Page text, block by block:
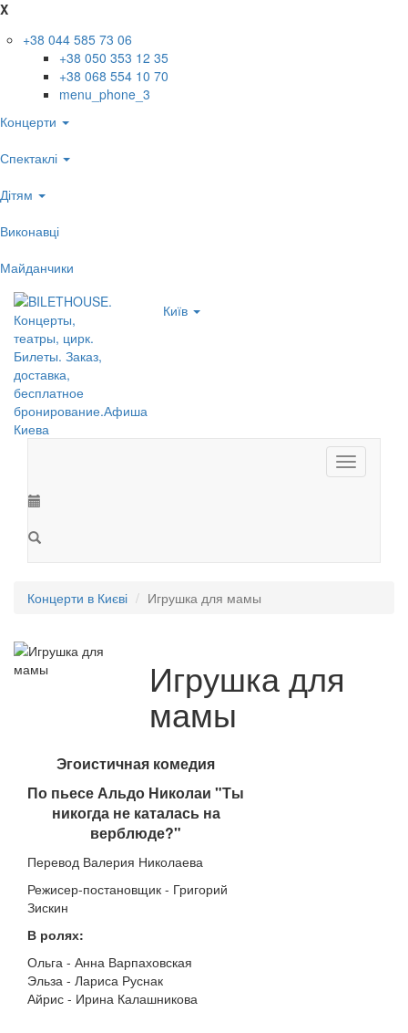
X
+38 044 585 73 06
+38 050 353 12 35
+38 068 554 10 70
menu_phone_3
Концерти
Спектаклі
Дітям
Виконавці
Майданчики
Київ
Toggle
navigation
Концерти в Києві Игрушка для мамы
Игрушка для
мамы
Эгоистичная комедия
По пьесе Альдо Николаи "Ты
никогда не каталась на
верблюде?"
Перевод Валерия Николаева
Режисер-постановщик - Григорий
Зискин
В ролях:
Ольга - Анна Варпаховская
Эльза - Лариса Руснак
Айрис - Ирина Калашникова